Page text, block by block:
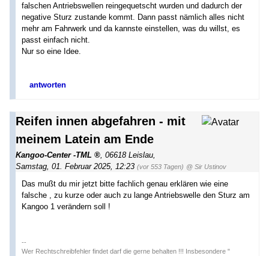
falschen Antriebswellen reingequetscht wurden und dadurch der
negative Sturz zustande kommt. Dann passt nämlich alles nicht
mehr am Fahrwerk und da kannste einstellen, was du willst, es
passt einfach nicht.
Nur so eine Idee.
antworten
Reifen innen abgefahren - mit
meinem Latein am Ende
Kangoo-Center -TML , 06618 Leislau,
Samstag, 01. Februar 2025, 12:23 (vor 553 Tagen) @ Sir Ustinov
Das mußt du mir jetzt bitte fachlich genau erklären wie eine
falsche , zu kurze oder auch zu lange Antriebswelle den Sturz am
Kangoo 1 verändern soll !
--
Wer Rechtschreibfehler findet darf die gerne behalten !!! Insbesondere "